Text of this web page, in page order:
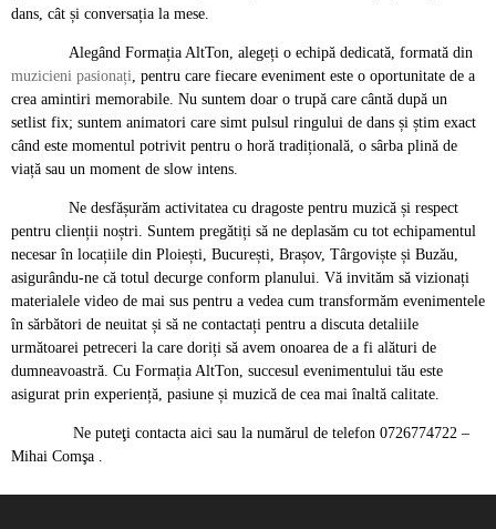
dans, cât și conversația la mese.
Alegând Formația AltTon, alegeți o echipă dedicată, formată din
muzicieni pasionați, pentru care fiecare eveniment este o oportunitate de a
crea amintiri memorabile. Nu suntem doar o trupă care cântă după un
setlist fix; suntem animatori care simt pulsul ringului de dans și știm exact
când este momentul potrivit pentru o horă tradițională, o sârba plină de
viață sau un moment de slow intens.
Ne desfășurăm activitatea cu dragoste pentru muzică și respect
pentru clienții noștri. Suntem pregătiți să ne deplasăm cu tot echipamentul
necesar în locațiile din Ploiești, București, Brașov, Târgoviște și Buzău,
asigurându-ne că totul decurge conform planului. Vă invităm să vizionați
materialele video de mai sus pentru a vedea cum transformăm evenimentele
în sărbători de neuitat și să ne contactați pentru a discuta detaliile
următoarei petreceri la care doriți să avem onoarea de a fi alături de
dumneavoastră. Cu Formația AltTon, succesul evenimentului tău este
asigurat prin experiență, pasiune și muzică de cea mai înaltă calitate.
Ne puteţi contacta aici sau la numărul de telefon 0726774722 –
Mihai Comşa .